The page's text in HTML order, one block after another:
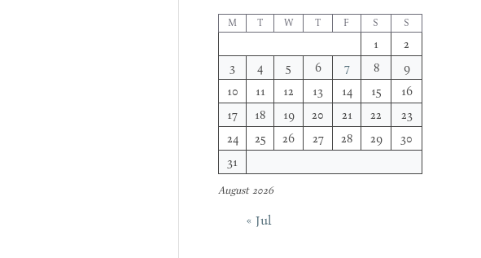
August 2026
M T W T F S S
1
2
3
4 5 6 7 8
9
10
11 12 13 14 15
16
17
18 19 20 21 22
23
24
25 26 27 28 29
30
31
« Jul